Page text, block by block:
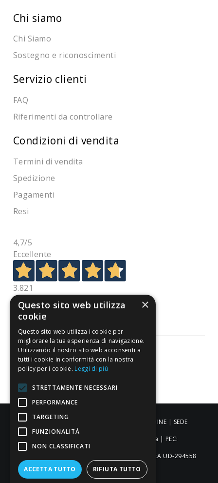
Chi siamo
Chi Siamo
Sostegno e riconoscimenti
Servizio clienti
FAQ
Riferimenti da controllare
Condizioni di vendita
Termini di vendita
Spedizione
Pagamenti
Resi
4,7/5
Eccellente
3.821
Recensioni
Pagamenti sicuri
ALDIGIÙ S.R.L. | Via Cortazzis 15 33100 - UDINE | SEDE
OPERATIVA: Via del Progresso 3 - Padova | PEC:
aldigiusrl@pec.it | C.F. e P.IVA 02873920306 REA UD-294558
Capitale sociale: € 27.086,97
×
Questo sito web utilizza
cookie
Questo sito web utilizza i cookie per
migliorare la tua esperienza di navigazione.
Utilizzando il nostro sito web acconsenti a
tutti i cookie in conformità con la nostra
policy per i cookie. Leggi di più
STRETTAMENTE NECESSARI
PERFORMANCE
TARGETING
FUNZIONALITÀ
NON CLASSIFICATI
ACCETTA TUTTO RIFIUTA TUTTO